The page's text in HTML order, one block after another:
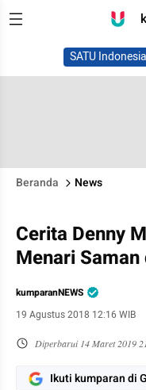
SATU
Beranda News
Cerita Denny
Menari
kumparanNEWS
19 Agustus 2018 12:16 WIB
Diperbarui 14 Maret 2019
Ikuti kumparan di